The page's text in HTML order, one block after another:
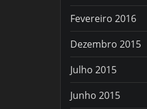
Fevereiro 2016
Dezembro 2015
Julho 2015
Junho 2015